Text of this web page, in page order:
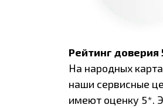
Рейтинг доверия
На народных
наши сервисные
имеют оценку 5*.